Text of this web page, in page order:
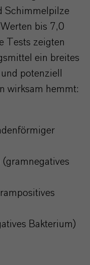
Schimmelpilze
bis 7,0
Tests zeigten
ein breites
potenziell
wirksam hemmt:
(gramnegatives
Bakterium)